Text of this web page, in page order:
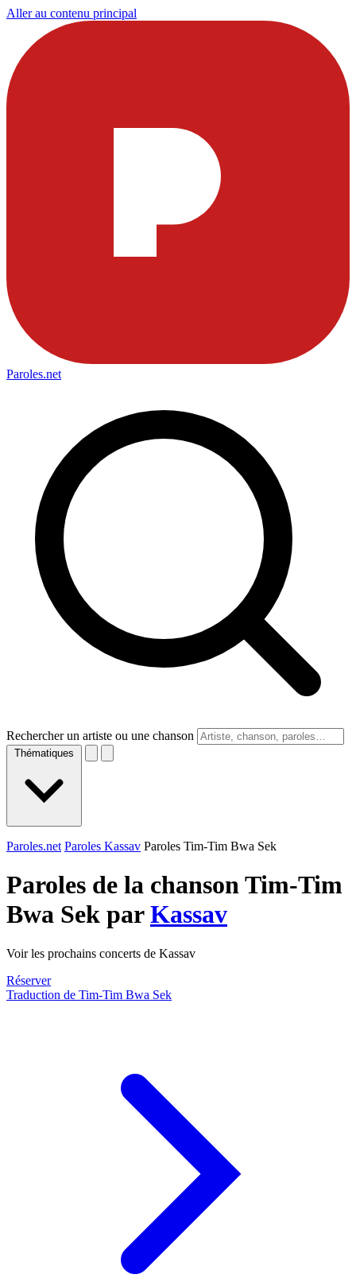
Aller au contenu principal
Paroles.net
Rechercher un artiste ou une chanson
Thématiques
Paroles.net Paroles Kassav Paroles Tim-Tim Bwa Sek
Paroles de la chanson Tim-Tim
Bwa Sek parKassav
Voir les prochains concerts de Kassav
Réserver
Traduction de Tim-Tim Bwa Sek